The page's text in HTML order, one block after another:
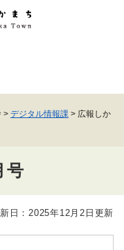
文へ
> デジタル情報課 > 広報しか
号
日：2025年12月2日更新